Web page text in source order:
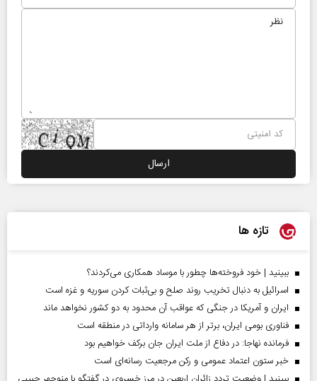
تازه ها
ببینید | خود فروخته‌ها چطور با موساد همکاری می‌کردند؟
اسرائیل به دنبال تخریب روند صلح و بی‌ثبات کردن سوریه و غزه است
ایران و آمریکا در جنگی که عواقب آن محدود به دو کشور نخواهد ماند
فناوری بومی ایران، برتر از هر سامانه وارداتی در منطقه است
فرمانده نهاجا: در دفاع از ملت ایران جان برکف خواهیم بود
خبر ستون اعتماد عمومی و رکن مرجعیت رسانه‌ای است